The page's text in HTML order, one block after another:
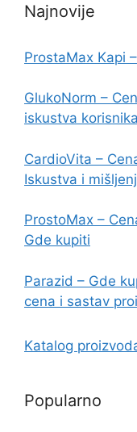
Najnovije
ProstaMax Kapi
GlukoNorm –
iskustva korisnika
CardioVita –
Iskustva i
ProstoMax –
Gde kupiti
Parazid – Gde
cena i sastav
Katalog
Popularno